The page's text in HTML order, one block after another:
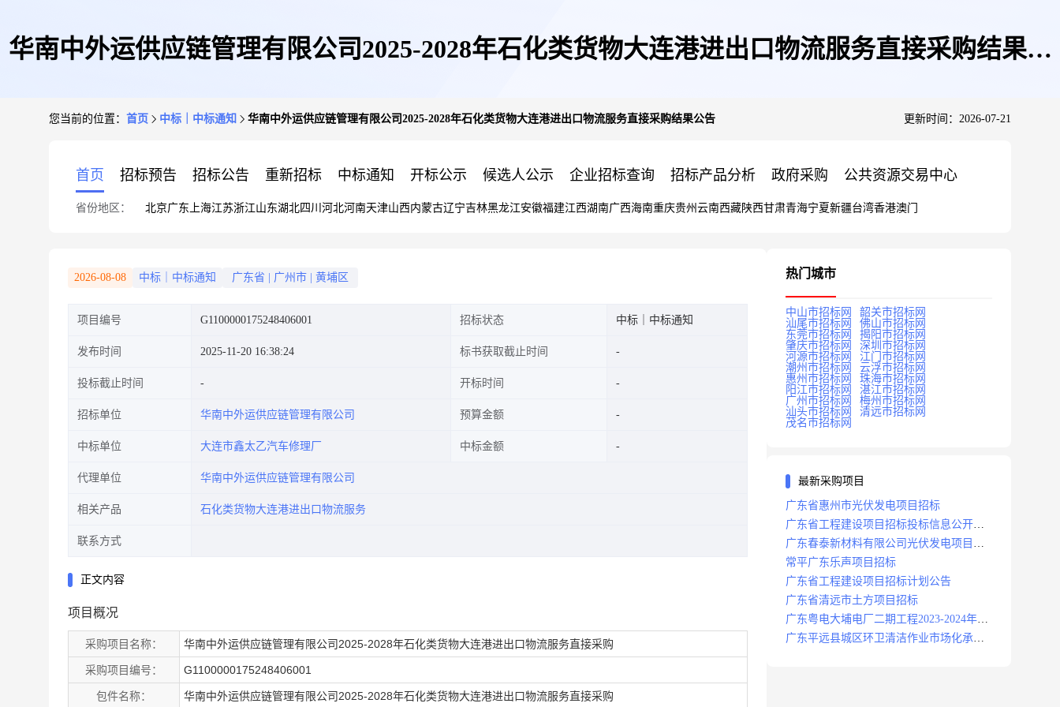
华南中外运供应链管理有限公司2025-2028年石化类货物大连港进出口物流服务直接采购结果公
您当前的位置： 首页 中标｜中标通知 华南中外运供应链管理有限公司2025-2028年石化类货物大连港进出口物流服务直接采购结果公告 更新时间：2026-07-21
首页 招标预告 招标公告 重新招标 中标通知 开标公示 候选人公示 企业招标查询 招标产品分析 政府采购 公共资源交易中心
省份地区： 北京广东 上海江苏浙江山东湖北四川 河北河南天津山西内蒙古辽宁吉林黑龙江安徽福建江西湖南广西海南重庆贵州 云南西藏陕西甘肃青海宁夏新疆台湾香港澳门
2026-08-08 中标｜中标通知 广东省 广州市 黄埔区
项目编号 G1100000175248406001 招标状态 中标｜中标通知
发布时间 2025-11-20 16:38:24 标书获取截止时间
投标截止时间 开标时间
招标单位 华南中外运供应链管理有限公司 预算金额
中标单位 大连市鑫太乙汽车修理厂 中标金额
代理单位 华南中外运供应链管理有限公司
相关产品 石化类货物大连港进出口物流服务
联系方式
正文内容
项目概况
采购项目名称： 华南中外运供应链管理有限公司2025-2028年石化类货物大连港进出口物流服务直接采购
采购项目编号： G1100000175248406001
包件名称： 华南中外运供应链管理有限公司2025-2028年石化类货物大连港进出口物流服务直接采购
热门城市
中山市招标网
韶关市招标网
汕尾市招标网
佛山市招标网
东莞市招标网
揭阳市招标网
肇庆市招标网
深圳市招标网
河源市招标网
江门市招标网
潮州市招标网
云浮市招标网
惠州市招标网
珠海市招标网
阳江市招标网
湛江市招标网
广州市招标网
梅州市招标网
汕头市招标网
清远市招标网
茂名市招标网
最新采购项目
广东省惠州市光伏发电项目招标
广东省工程建设项目招标投标信息公开目
录
广东春泰新材料有限公司光伏发电项目招
标
常平广东乐声项目招标
广东省工程建设项目招标计划公告
广东省清远市土方项目招标
广东粤电大埔电厂二期工程2023-2024年度
安保服务项目招标公告
广东平远县城区环卫清洁作业市场化承包